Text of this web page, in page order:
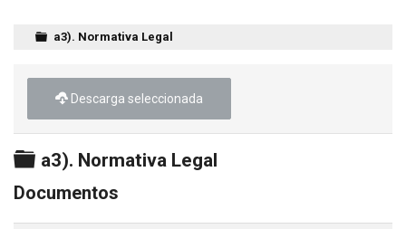
a3). Normativa Legal
Descarga seleccionada
Carpeta
a3). Normativa Legal
Documentos